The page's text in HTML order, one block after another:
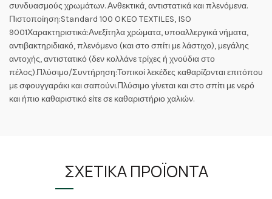
συνδυασμούς χρωμάτων. Ανθεκτικά, αντιστατικά και πλενόμενα.
Πιστοποίηση:Standard 100 OKEO TEXTILES, ISO
9001Χαρακτηριστικά:Ανεξίτηλα χρώματα, υποαλλεργικά νήματα,
αντιβακτηριδιακό, πλενόμενο (και στο σπίτι με λάστιχο), μεγάλης
αντοχής, αντιστατικό (δεν κολλάνε τρίχες ή χνούδια στο
πέλος).Πλύσιμο/Συντήρηση:Τοπικοί λεκέδες καθαρίζονται επιτόπου
με σφουγγαράκι και σαπούνι.Πλύσιμο γίνεται και στο σπίτι με νερό
και ήπιο καθαριστικό είτε σε καθαριστήριο χαλιών.
ΣΧΕΤΙΚΆ ΠΡΟΪΌΝΤΑ